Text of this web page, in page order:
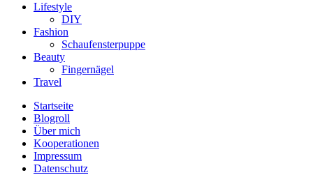
Lifestyle
DIY
Fashion
Schaufensterpuppe
Beauty
Fingernägel
Travel
Startseite
Blogroll
Über mich
Kooperationen
Impressum
Datenschutz